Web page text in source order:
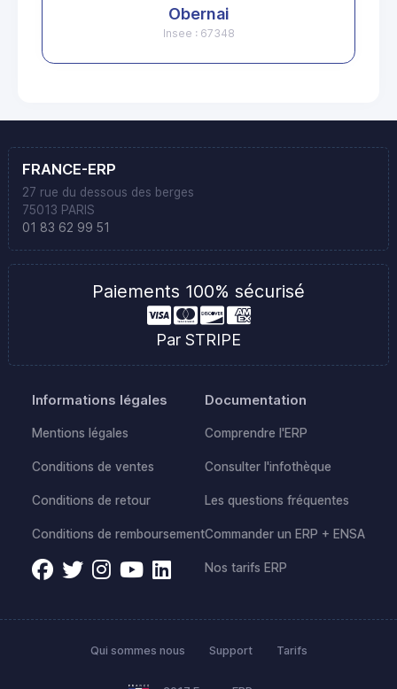
Obernai
Insee : 67348
FRANCE-ERP
27 rue du dessous des berges
75013 PARIS
01 83 62 99 51
Paiements 100% sécurisé
Par STRIPE
Informations légales
Mentions légales
Conditions de ventes
Conditions de retour
Conditions de remboursement
Documentation
Comprendre l'ERP
Consulter l'infothèque
Les questions fréquentes
Commander un ERP + ENSA
Nos tarifs ERP
Qui sommes nous Support Tarifs